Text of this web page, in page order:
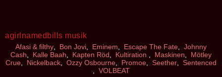
agirlnamedbills musik
Afasi & filthy Bon Jovi Eminem Escape The Fate
Johnny
Cash
Kalle Baah Kapten Röd Kultiration Maskinen
Mötley
Crue
Nickelback Ozzy Osbourne Promoe Seether
Sentenced
VOLBEAT